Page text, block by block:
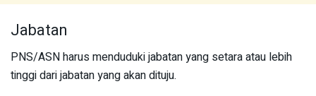
Jabatan
PNS/ASN harus menduduki jabatan yang setara atau lebih
tinggi dari jabatan yang akan dituju.